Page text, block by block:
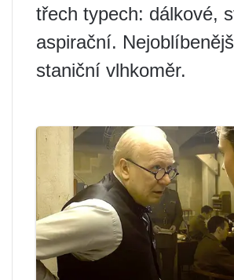
třech typech: dálkové,
aspirační.
staniční vlhkoměr.